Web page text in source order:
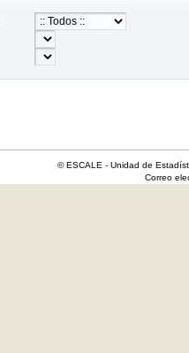
© ESCALE - Unidad de
Correo